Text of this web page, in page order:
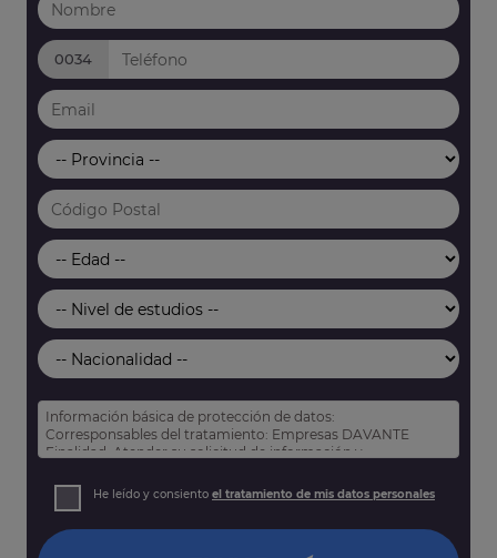
0034
Información básica de protección de datos:
Corresponsables del tratamiento: Empresas DAVANTE
Finalidad: Atender su solicitud de información y
Derechos: Puede acceder, rectificar y suprimir sus datos,
así como otros derechos tal y como se explica en nuestra
He leído y consiento el tratamiento de mis datos personales